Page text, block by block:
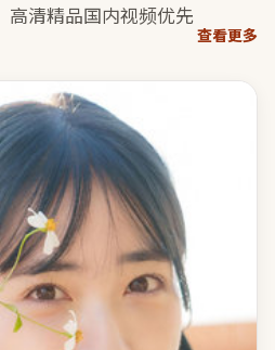
高清精品国内视频优先
查看更多